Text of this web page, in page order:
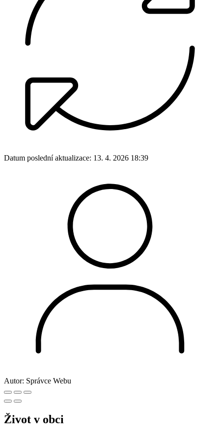
Datum poslední aktualizace: 13. 4. 2026 18:39
Autor: Správce Webu
Život v obci